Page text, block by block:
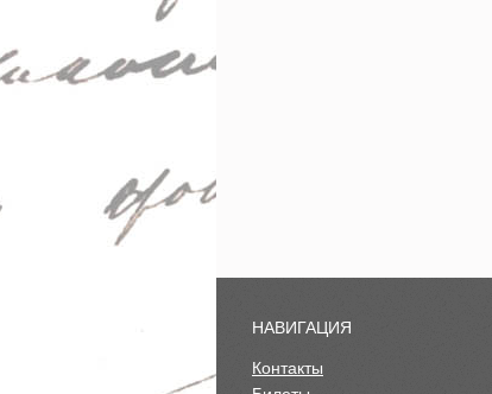
НАВИГАЦИЯ
Контакты